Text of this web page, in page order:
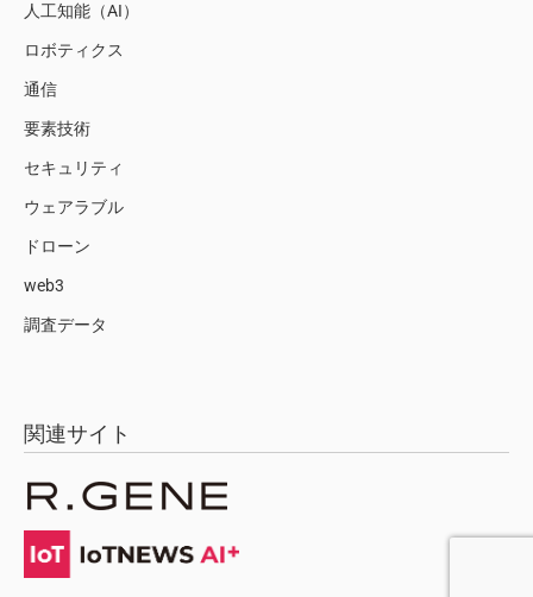
人工知能（AI）
ロボティクス
通信
要素技術
セキュリティ
ウェアラブル
ドローン
web3
調査データ
関連サイト